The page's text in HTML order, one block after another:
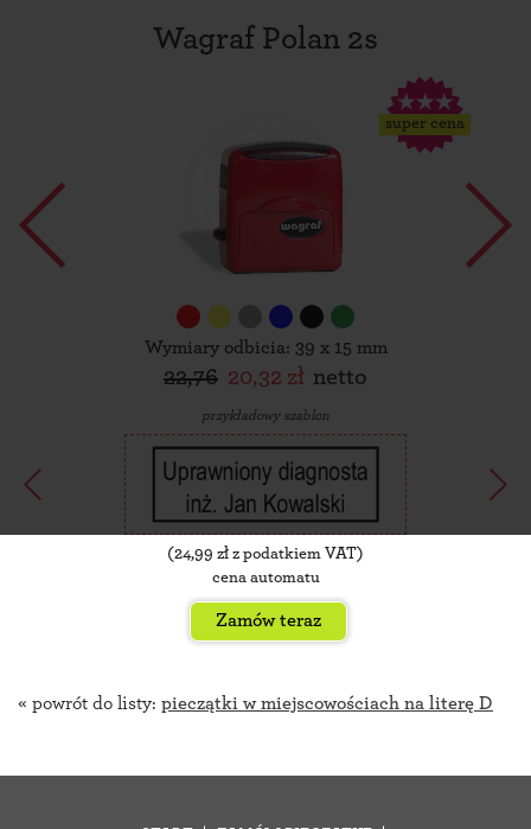
Wagraf Polan 2s
super cena
Wymiary odbicia: 39 x 15 mm
22,76 20,32 zł netto
przykładowy szablon
(24,99 zł z podatkiem VAT)
cena automatu
Zamów teraz
« powrót do listy: pieczątki w miejscowościach na literę D